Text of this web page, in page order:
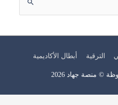
الترقية أبطال الأكاديمية
© منصة جهاد